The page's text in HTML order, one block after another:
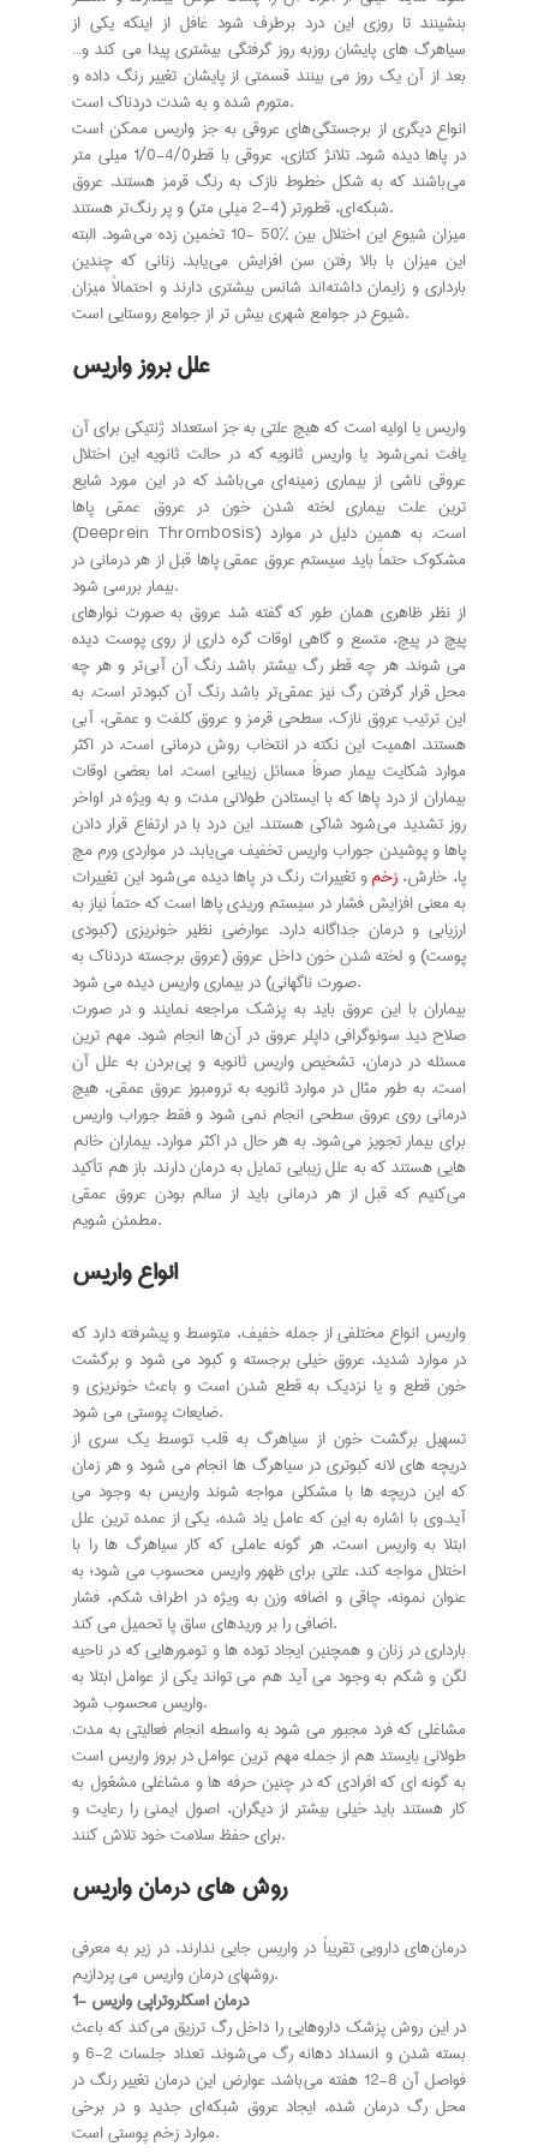
بنشینند تا روزی این درد برطرف شود غافل از اینکه یکی از
سیاهرگ های پایشان روزبه روز گرفتگی بیشتری پیدا می کند و…
بعد از آن یک روز می بینند قسمتی از پایشان تغییر رنگ داده و
متورم شده و به شدت دردناک است.
انواع دیگری از برجستگی های عروقی به جز واریس ممکن است
در پاها دیده شود. تلانژ کتازی، عروقی با قطر4/0-1/0 میلی متر
می باشند که به شکل خطوط نازک به رنگ قرمز هستند. عروق
شبکه ای، قطورتر (4-2 میلی متر) و پر رنگ تر هستند.
میزان شیوع این اختلال بین %50 -10 تخمین زده می شود. البته
این میزان با بالا رفتن سن افزایش می یابد. زنانی که چندین
بارداری و زایمان داشته اند شانس بیشتری دارند و احتمالاً میزان
شیوع در جوامع شهری بیش تر از جوامع روستایی است.
علل بروز واریس
واریس یا اولیه است که هیچ علتی به جز استعداد ژنتیکی برای آن
یافت نمی شود یا واریس ثانویه که در حالت ثانویه این اختلال
عروقی ناشی از بیماری زمینه ای می باشد که در این مورد شایع
ترین علت بیماری لخته شدن خون در عروق عمقی پاها
(Deeprein Thrombosis) است. به همین دلیل در موارد
مشکوک حتماً باید سیستم عروق عمقی پاها قبل از هر درمانی در
بیمار بررسی شود.
از نظر ظاهری همان طور که گفته شد عروق به صورت نوارهای
پیچ در پیچ، متسع و گاهی اوقات گره داری از روی پوست دیده
می شوند. هر چه قطر رگ بیشتر باشد رنگ آن آبی تر و هر چه
محل قرار گرفتن رگ نیز عمقی تر باشد رنگ آن کبود تر است. به
این ترتیب عروق نازک، سطحی قرمز و عروق کلفت و عمقی، آبی
هستند. اهمیت این نکته در انتخاب روش درمانی است. در اکثر
موارد شکایت بیمار صرفاً مسائل زیبایی است. اما بعضی اوقات
بیماران از درد پاها که با ایستادن طولانی مدت و به ویژه در اواخر
روز تشدید می شود شاکی هستند. این درد با در ارتفاع قرار دادن
پاها و پوشیدن جوراب واریس تخفیف می یابد. در مواردی ورم مچ
پا، خارش،زخمو تغییرات رنگ در پاها دیده می شود این تغییرات
به معنی افزایش فشار در سیستم وریدی پاها است که حتماً نیاز به
ارزیابی و درمان جداگانه دارد. عوارضی نظیر خونریزی (کبودی
پوست) و لخته شدن خون داخل عروق (عروق برجسته دردناک به
صورت ناگهانی) در بیماری واریس دیده می شود.
بیماران با این عروق باید به پزشک مراجعه نمایند و در صورت
صلاح دید سونوگرافی داپلر عروق در آن ها انجام شود. مهم ترین
مسئله در درمان، تشخیص واریس ثانویه و پی بردن به علل آن
است. به طور مثال در موارد ثانویه به ترومبوز عروق عمقی، هیچ
درمانی روی عروق سطحی انجام نمی شود و فقط جوراب واریس
برای بیمار تجویز می شود. به هر حال در اکثر موارد، بیماران خانم
هایی هستند که به علل زیبایی تمایل به درمان دارند. باز هم تأکید
می کنیم که قبل از هر درمانی باید از سالم بودن عروق عمقی
مطمئن شویم.
انواع واريس
واريس انواع مختلفي از جمله خفيف، متوسط و پيشرفته دارد که
در موارد شديد، عروق خيلي برجسته و کبود مي شود و برگشت
خون قطع و يا نزديک به قطع شدن است و باعث خونريزي و
ضايعات پوستي مي شود.
تسهيل برگشت خون از سياهرگ به قلب توسط يک سري از
دريچه هاي لانه کبوتري در سياهرگ ها انجام مي شود و هر زمان
که اين دريچه ها با مشکلي مواجه شوند واريس به وجود مي
آيد.وي با اشاره به اين که عامل ياد شده، يکي از عمده ترين علل
ابتلا به واريس است، هر گونه عاملي که کار سياهرگ ها را با
اختلال مواجه کند، علتي براي ظهور واريس محسوب مي شود؛ به
عنوان نمونه، چاقي و اضافه وزن به ويژه در اطراف شکم، فشار
اضافى را بر وريدهاى ساق پا تحميل مى کند.
بارداري در زنان و همچنين ايجاد توده ها و تومورهايي که در ناحيه
لگن و شکم به وجود مي آيد هم مي تواند يکي از عوامل ابتلا به
واريس محسوب شود.
مشاغلي که فرد مجبور مي شود به واسطه انجام فعاليتي به مدت
طولاني بايستد هم از جمله مهم ترين عوامل در بروز واريس است
به گونه اي که افرادي که در چنين حرفه ها و مشاغلي مشغول به
کار هستند بايد خيلي بيشتر از ديگران، اصول ايمني را رعايت و
براي حفظ سلامت خود تلاش کنند.
روش های درمان واریس
درمان های دارویی تقریباً در واریس جایی ندارند، در زیر به معرفی
روشهای درمان واریس می پردازیم.
1- درمان اسکلروتراپی واریس
در این روش پزشک داروهایی را داخل رگ ترزیق می کند که باعث
بسته شدن و انسداد دهانه رگ می شوند. تعداد جلسات 2-6 و
فواصل آن 8-12 هفته می باشد. عوارض این درمان تغییر رنگ در
محل رگ درمان شده، ایجاد عروق شبکه ای جدید و در برخی
موارد زخم پوستی است.